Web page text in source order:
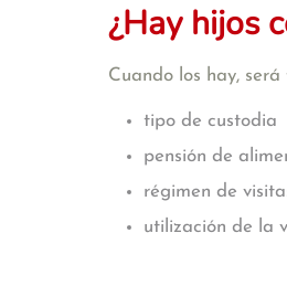
¿Hay hijos
Cuando los hay,
tipo de custodia
pensión de
régimen de
utilización de la